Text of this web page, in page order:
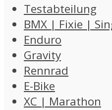
Testabteilung
BMX | Fixie |
Enduro
Gravity
Rennrad
E-Bike
XC | Marathon